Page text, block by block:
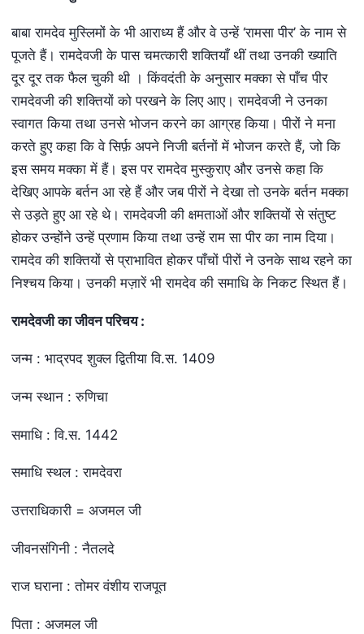
बाबा रामदेव मुस्लिमों के भी आराध्य हैं और वे उन्हें ‘रामसा पीर’ के नाम से
पूजते हैं। रामदेवजी के पास चमत्कारी शक्तियाँ थीं तथा उनकी ख्याति
दूर दूर तक फैल चुकी थी । किंवदंती के अनुसार मक्का से पाँच पीर
रामदेवजी की शक्तियों को परखने के लिए आए। रामदेवजी ने उनका
स्वागत किया तथा उनसे भोजन करने का आग्रह किया। पीरों ने मना
करते हुए कहा कि वे सिर्फ़ अपने निजी बर्तनों में भोजन करते हैं, जो कि
इस समय मक्का में हैं। इस पर रामदेव मुस्कुराए और उनसे कहा कि
देखिए आपके बर्तन आ रहे हैं और जब पीरों ने देखा तो उनके बर्तन मक्का
से उड़ते हुए आ रहे थे। रामदेवजी की क्षमताओं और शक्तियों से संतुष्ट
होकर उन्होंने उन्हें प्रणाम किया तथा उन्हें राम सा पीर का नाम दिया।
रामदेव की शक्तियों से प्राभावित होकर पाँचों पीरों ने उनके साथ रहने का
निश्चय किया। उनकी मज़ारें भी रामदेव की समाधि के निकट स्थित हैं।
रामदेवजी का जीवन परिचय :
जन्म : भाद्रपद शुक्ल द्वितीया वि.स. 1409
जन्म स्थान : रुणिचा
समाधि : वि.स. 1442
समाधि स्थल : रामदेवरा
उत्तराधिकारी = अजमल जी
जीवनसंगिनी : नैतलदे
राज घराना : तोमर वंशीय राजपूत
पिता : अजमल जी